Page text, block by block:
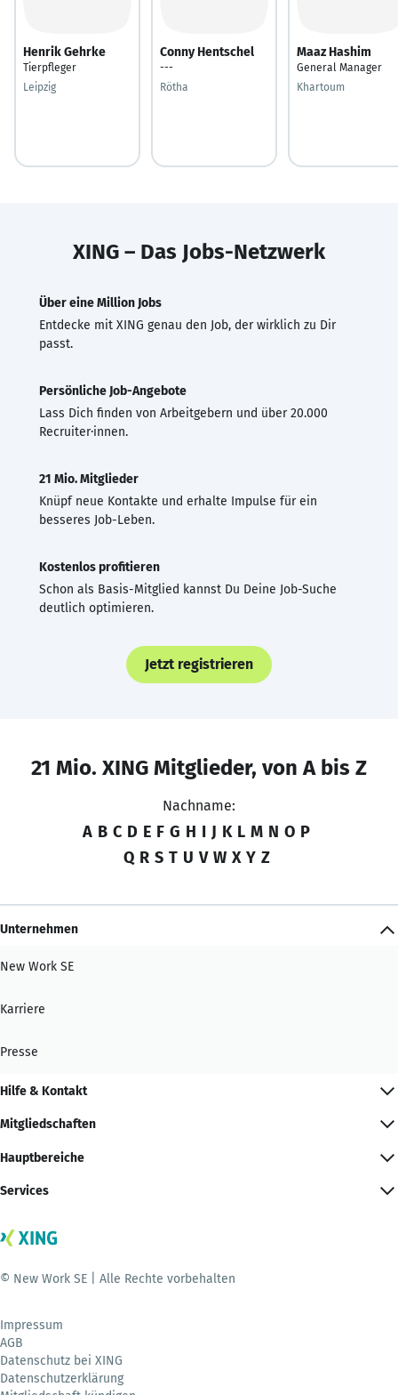
Henrik Gehrke
Tierpfleger
Leipzig
Conny Hentschel
---
Rötha
Maaz Hashim
General Manager
Khartoum
XING – Das Jobs-Netzwerk
Über eine Million Jobs
Entdecke mit XING genau den Job, der wirklich zu Dir
passt.
Persönliche Job-Angebote
Lass Dich finden von Arbeitgebern und über 20.000
Recruiter·innen.
21 Mio. Mitglieder
Knüpf neue Kontakte und erhalte Impulse für ein
besseres Job-Leben.
Kostenlos profitieren
Schon als Basis-Mitglied kannst Du Deine Job-Suche
deutlich optimieren.
Jetzt registrieren
21 Mio. XING Mitglieder, von A bis Z
Nachname:
A B C D E F G H I J K L M N O P
Q R S T U V W X Y Z
Unternehmen
New Work SE
Karriere
Presse
Hilfe & Kontakt
Mitgliedschaften
Hauptbereiche
Services
© New Work SE | Alle Rechte vorbehalten
Impressum
AGB
Datenschutz bei XING
Datenschutzerklärung